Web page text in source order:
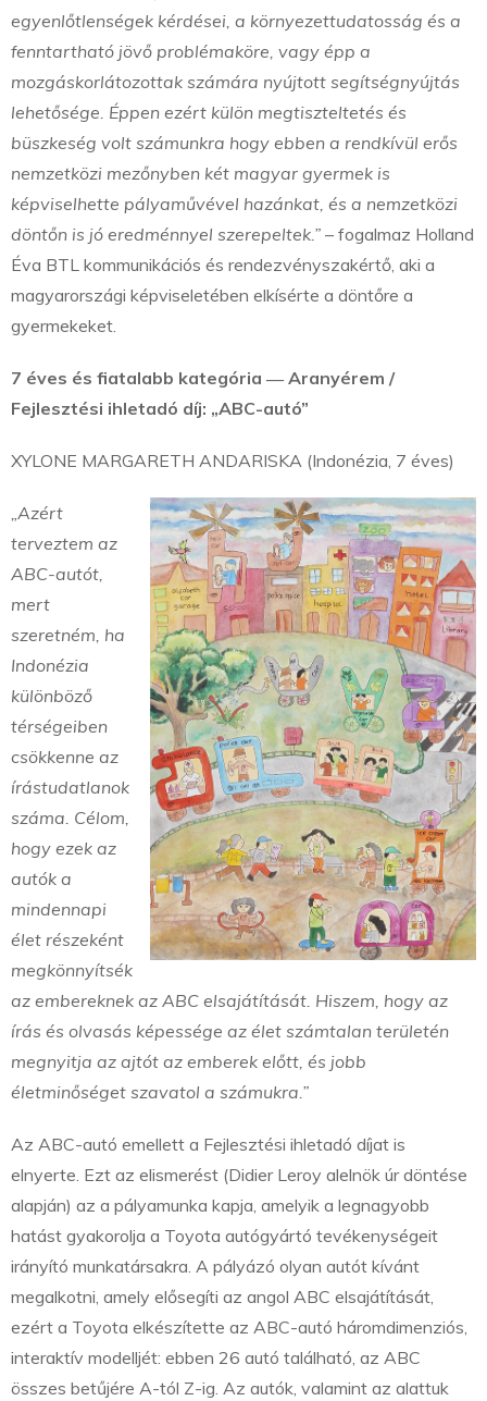
egyenlőtlenségek kérdései, a környezettudatosság és a
fenntartható jövő problémaköre, vagy épp a
mozgáskorlátozottak számára nyújtott segítségnyújtás
lehetősége. Éppen ezért külön megtiszteltetés és
büszkeség volt számunkra hogy ebben a rendkívül erős
nemzetközi mezőnyben két magyar gyermek is
képviselhette pályaművével hazánkat, és a nemzetközi
döntőn is jó eredménnyel szerepeltek.” – fogalmaz Holland
Éva BTL kommunikációs és rendezvényszakértő, aki a
magyarországi képviseletében elkísérte a döntőre a
gyermekeket.
7 éves és fiatalabb kategória ― Aranyérem /
Fejlesztési ihletadó díj: „ABC-autó”
XYLONE MARGARETH ANDARISKA (Indonézia, 7 éves)
„Azért
terveztem az
ABC-autót,
mert
szeretném, ha
Indonézia
különböző
térségeiben
csökkenne az
írástudatlanok
száma. Célom,
hogy ezek az
autók a
mindennapi
élet részeként
megkönnyítsék
az embereknek az ABC elsajátítását. Hiszem, hogy az
írás és olvasás képessége az élet számtalan területén
megnyitja az ajtót az emberek előtt, és jobb
életminőséget szavatol a számukra.”
Az ABC-autó emellett a Fejlesztési ihletadó díjat is
elnyerte. Ezt az elismerést (Didier Leroy alelnök úr döntése
alapján) az a pályamunka kapja, amelyik a legnagyobb
hatást gyakorolja a Toyota autógyártó tevékenységeit
irányító munkatársakra. A pályázó olyan autót kívánt
megalkotni, amely elősegíti az angol ABC elsajátítását,
ezért a Toyota elkészítette az ABC-autó háromdimenziós,
interaktív modelljét: ebben 26 autó található, az ABC
összes betűjére A-tól Z-ig. Az autók, valamint az alattuk